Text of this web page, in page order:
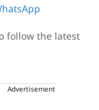
follow the latest
Advertisement